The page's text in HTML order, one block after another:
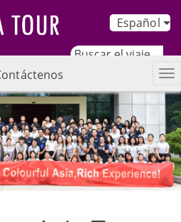
Español